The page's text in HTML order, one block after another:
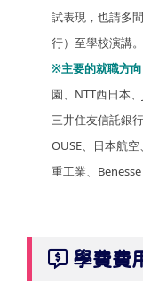
試表現，也請多
行）至學校演講。
※主要的就職方
園、NTT西日本
三井住友信託銀
OUSE、日本航
重工業、Benesse
學費費